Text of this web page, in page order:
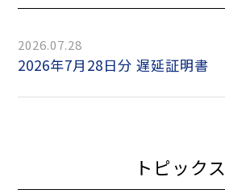
2026.07.28
2026年7月28日分 遅延証明書
トピックス